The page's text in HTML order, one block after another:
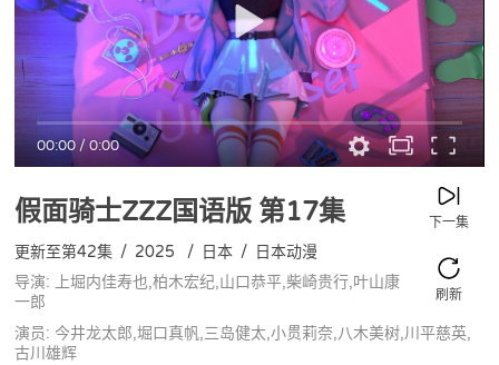
00:00/0:00
假面骑士ZZZ国语版第17集 下一集
刷新
更新至第42集 / 2025 / 日本 / 日本动漫
导演: 上堀内佳寿也,柏木宏纪,山口恭平,柴崎贵行,叶山康
一郎
演员: 今井龙太郎,堀口真帆,三岛健太,小贯莉奈,八木美树,川平慈英,
古川雄辉